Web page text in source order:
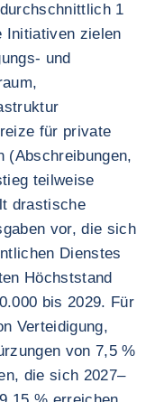
1
Initiativen zielen
und
für private
(Abschreibungen,
teilweise
drastische
vor, die sich
Dienstes
Höchststand
bis 2029. Für
Verteidigung,
von 7,5 %
die sich 2027–